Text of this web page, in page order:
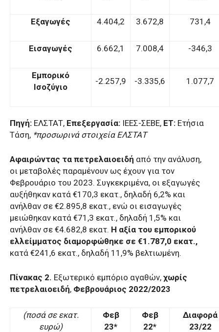
Εξαγωγές 4.404,2 3.672,8 731,4
Εισαγωγές 6.662,1 7.008,4 -346,3
Εμπορικό
Ισοζύγιο
-2.257,9 -3.335,6 1.077,7
Πηγή: ΕΛΣΤΑΤ, Επεξεργασία: ΙΕΕΣ-ΣΕΒΕ, ΕΤ: Ετήσια
Τάση, *προσωρινά στοιχεία ΕΛΣΤΑΤ
Αφαιρώντας τα πετρελαιοειδή από την ανάλυση,
οι μεταβολές παραμένουν ως έχουν για τον
Φεβρουάριο του 2023. Συγκεκριμένα, οι εξαγωγές
αυξήθηκαν κατά €170,3 εκατ., δηλαδή 6,2% και
ανήλθαν σε €2.895,8 εκατ., ενώ οι εισαγωγές
μειώθηκαν κατά €71,3 εκατ., δηλαδή 1,5% και
ανήλθαν σε €4.682,8 εκατ. Η αξία του εμπορικού
ελλείμματος διαμορφώθηκε σε €1.787,0 εκατ.,
κατά €241,6 εκατ., δηλαδή 11,9% βελτιωμένη.
Πίνακας 2. Εξωτερικό εμπόριο αγαθών, χωρίς
πετρελαιοειδή, Φεβρουάριος 2022/2023
(ποσά σε εκατ.
ευρώ)
Φεβ
23*
Φεβ
22*
Διαφορά
23/22